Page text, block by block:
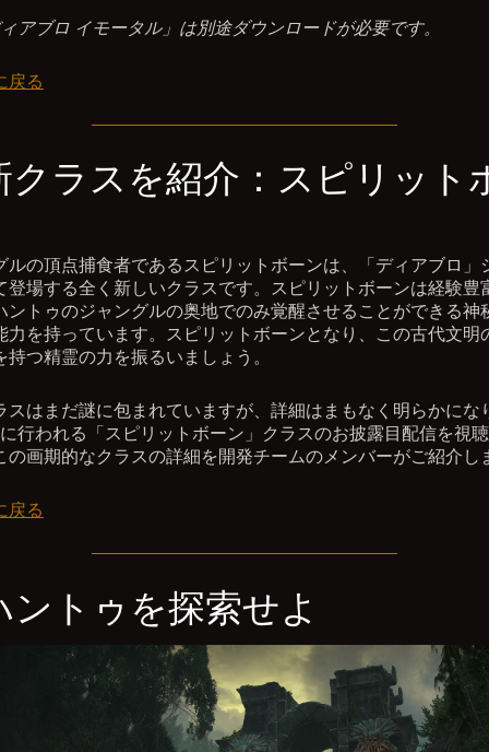
アブロ イモータル」は別途ダウンロードが必要です。
戻る
クラスを紹介：スピリット
ルの頂点捕食者であるスピリットボーンは、「ディアブロ」
登場する全く新しいクラスです。スピリットボーンは経験豊
ントゥのジャングルの奥地でのみ覚醒させることができる神
力を持っています。スピリットボーンとなり、この古代文明
持つ精霊の力を振るいましょう。
スはまだ謎に包まれていますが、詳細はまもなく明らかにな
に行われる「スピリットボーン」クラスのお披露目配信を視
の画期的なクラスの詳細を開発チームのメンバーがご紹介し
戻る
ントゥを探索せよ